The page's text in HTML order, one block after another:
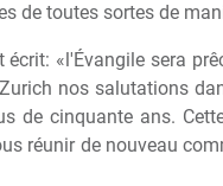
de toutes sortes de
écrit: «l'Évangile sera prê
nos salutations
de cinquante ans.
réunir de nouveau